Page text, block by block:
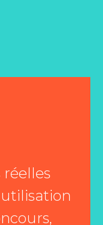
utilisation